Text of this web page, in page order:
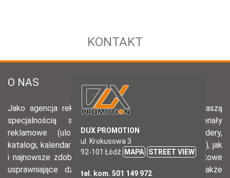
KONTAKT
DUX PROMOTION
ul. Krokusowa 3
92-101 Łódź
MAPA STREET VIEW
tel. kom. 501 149 972